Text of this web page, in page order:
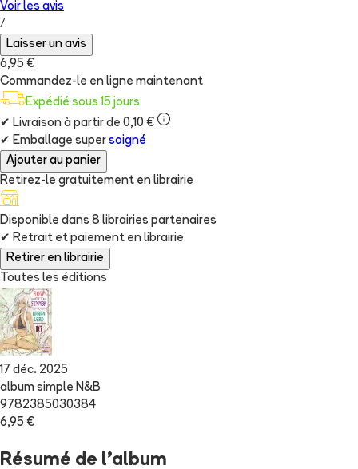
Voir les avis
/
Laisser un avis
6,95 €
Commandez-le en ligne maintenant
Expédié sous 15 jours
✔ Livraison à partir de 0,10 €
✔ Emballage super soigné
Ajouter au panier
Retirez-le gratuitement en librairie
Disponible dans 8 librairies partenaires
✔ Retrait et paiement en librairie
Retirer en librairie
Toutes les éditions
17 déc. 2025
album simple N&B
9782385030384
6,95 €
Résumé de l'album